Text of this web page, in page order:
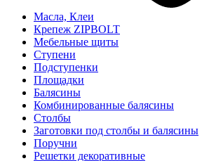
Масла, Клеи
Крепеж ZIPBOLT
Мебельные щиты
Ступени
Подступенки
Площадки
Балясины
Комбинированные балясины
Столбы
Заготовки под столбы и балясины
Поручни
Решетки декоративные